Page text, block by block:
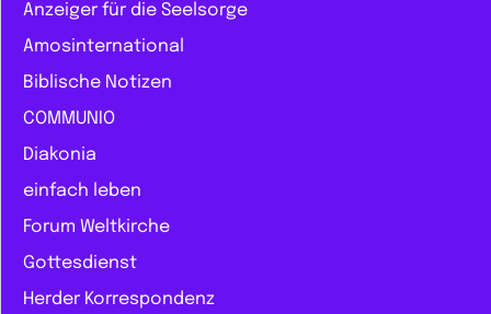
Anzeiger für die Seelsorge
Amosinternational
Biblische Notizen
COMMUNIO
Diakonia
einfach leben
Forum Weltkirche
Gottesdienst
Herder Korrespondenz